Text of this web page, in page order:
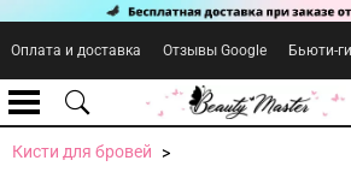
Оплата и доставка Отзывы Google Бьюти-
Кисти для бровей